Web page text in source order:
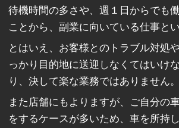
待機時間の多さや、週１日からでも
ことから、副業に向いている仕事とい
とはいえ、お客様とのトラブル対処
っかり目的地に送迎しなくてはいけ
り、決して楽な業務ではありません。
また店舗にもよりますが、ご自分の
をするケースが多いため、車を所持